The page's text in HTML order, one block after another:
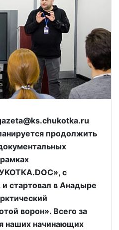
продолжить
с
и стартовал в Анадыре
ворон». Всего за
наших начинающих